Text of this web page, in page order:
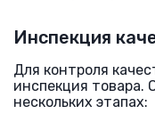
Инспекция
Для контроля
инспекция товара.
нескольких этапах: